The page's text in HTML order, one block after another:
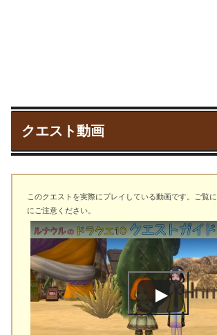
クエスト動画
このクエストを実際にプレイしている動画です。ご覧
にご注意ください。